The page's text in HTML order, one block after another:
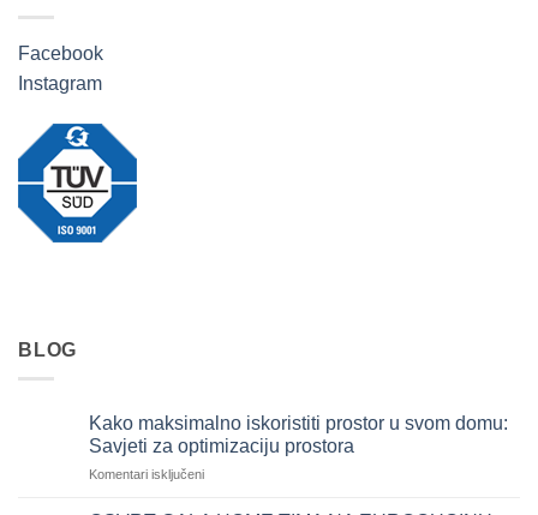
Facebook
Instagram
BLOG
Kako maksimalno iskoristiti prostor u svom domu:
Savjeti za optimizaciju prostora
Komentari isključeniza